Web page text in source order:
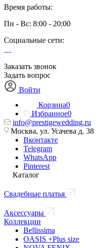
Время работы:
Пн - Вс: 8:00 - 20:00
Социальные сети:
Заказать звонок
Задать вопрос
Войти
Корзина0
Избранное0
info@prestigewedding.ru
Москва, ул. Усачева д. 38
Вконтакте
Telegram
WhatsApp
Pinterest
Каталог
Свадебные платья
Аксессуары
Коллекции
Bellissima
OASIS +Plus size